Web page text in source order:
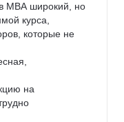
МВА широкий, но
курса,
которые не
на